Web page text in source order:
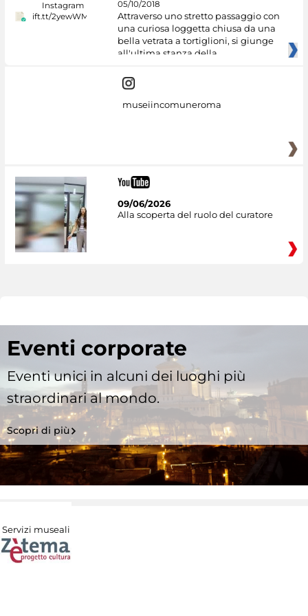
05/10/2018
Attraverso uno stretto passaggio con
una curiosa loggetta chiusa da una
bella vetrata a tortiglioni, si giunge
all'ultima stanza della
museiincomuneroma
09/06/2026
Alla scoperta del ruolo del curatore
Eventi corporate
Eventi unici in alcuni dei luoghi più
straordinari al mondo.
Scopri di più
Servizi museali